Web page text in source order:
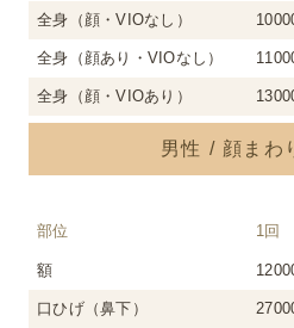
全身（顔・VIOなし）
全身（顔あり・VIOなし）
全身（顔・VIOあり）
男性 / 顔まわ
部位 1回
額
口ひげ（鼻下）